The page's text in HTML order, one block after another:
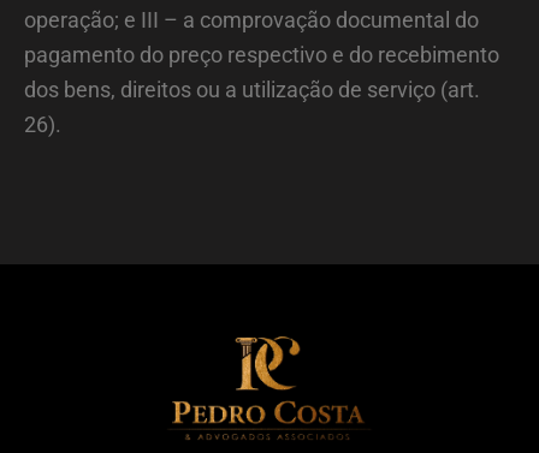
operação; e III – a comprovação documental do
pagamento do preço respectivo e do recebimento
dos bens, direitos ou a utilização de serviço (art.
26).